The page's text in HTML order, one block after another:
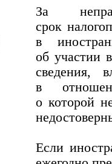
За
срок
в
об участии
сведения,
в
о которой
Если